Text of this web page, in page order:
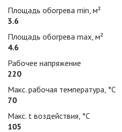
Площадь обогрева min, м²
3.6
Площадь обогрева max, м²
4.6
Рабочее напряжение
220
Макс. рабочая температура, °С
70
Макс. t воздействия, °С
105